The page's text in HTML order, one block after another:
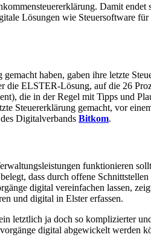
Damit
Lösungen wie Steuersoftware
haben, gaben ihre letzte
die ELSTER-Lösung, auf die 26
die in der Regel mit Tipps und
Steuererklärung gemacht, vor
DigitalverbandsBitkom.
funktionieren
dass durch offene
digital vereinfachen lassen,
und digital in Elster erfassen.
letztlich ja doch so komplizierter
digital abgewickelt werden